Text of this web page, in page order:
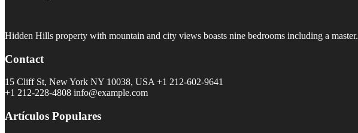
Hidden Hills property with mountain and city views boasts nine bedrooms including a master.
Contact
15 Cliff St, New York NY 10038, USA +1 212-602-9641
+1 212-228-4808 info@example.com
Artículos Populares